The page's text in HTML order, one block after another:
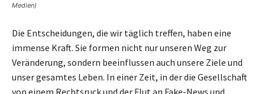
Medien)
Die Entscheidungen, die wir täglich treffen, haben eine
immense Kraft. Sie formen nicht nur unseren Weg zur
Veränderung, sondern beeinflussen auch unsere Ziele und
unser gesamtes Leben. In einer Zeit, in der die Gesellschaft
von einem Rechtsruck und der Flut an Fake-News und